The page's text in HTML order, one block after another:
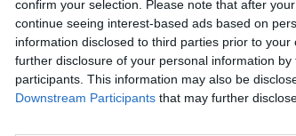
confirm your selection. Please note that after
continue seeing interest-based ads based on
information disclosed to third parties prior to
further disclosure of your personal information
participants. This information may also be
Downstream Participants that may further